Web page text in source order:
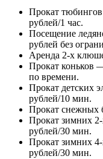
Прокат
рублей/1 час.
Посещение
рублей без
Аренда 2-х
Прокат коньков
по времени.
Прокат детских
рублей/10 мин.
Прокат снежных
Прокат зимних
рублей/30 мин.
Прокат зимних
рублей/30 мин.